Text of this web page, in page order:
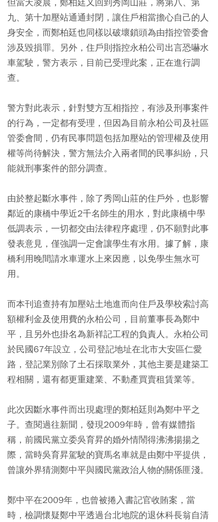
但當天凌晨，鄭柏廷又回到秀岡山莊，將第八、第
九、第十加壓站通通封閉，讓住戶相當擔心自己的人
身安全，而鄭柏廷也同樣以破壞鎖頭為由指控管委會
涉及毀損罪。另外，住戶則指控永柏公司出言恐嚇水
車駕駛，警方表示，目前已受理此案，正在進行調
查。
警方對此表示，針對雙方互相指控，有涉及刑事案件
的行為，一定都有受理，但因為目前永柏公司及社區
管委會間，仍有民事問題包括加壓站的管理權及使用
權等尚待解決，警方無法介入兩者間的民事糾紛，只
能就刑事案件的部分調查。
由於整起斷水事件，除了秀岡山莊的住戶外，也影響
鄰近的康橋中學近2千名師生的用水，對此康橋中學
低調表示，一切都交由法律程序處理，仍不願對此事
發表意見，僅強調一定會讓學生有水用。據了解，康
橋利用晚間請水車運水上來因應，以免學生無水可
用。
而本刊追查持有加壓站土地進而向住戶及學校索討高
額權利金及使用費的永柏公司，目前董事長為鄭中
平，且另外也掛名為新祥記工程的負責人。永柏公司
於民國67年設立，公司登記地址在北市大安區仁愛
路，登記業別除了土石採取業外，其他主要是建築工
程相關，還有都更重建業、不動產買賣租賃業等。
此次因斷水事件而出現處理的鄭柏廷則為鄭中平之
子。查閱過往新聞，發現2009年時，曾有媒體指
稱，前國民黨立委吳育昇的婚外情鬧得沸沸揚揚之
際，當時吳育昇駕駛的寶馬名車就是由鄭中平提供，
曾讓外界猜測鄭中平與國民黨政治人物的關係匪淺。
鄭中平在2009年，也曾被捲入書記官收賄案，當
時，檢調懷疑鄭中平透過台北地院的退休科長翁自清